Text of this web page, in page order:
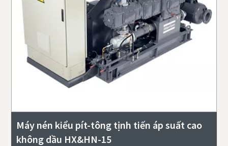
Máy nén kiểu pít-tông tịnh tiến áp suất cao
không dầu HX&HN-15